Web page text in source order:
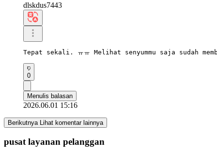
dlskdus7443
Tepat sekali. ㅠㅠ Melihat senyummu saja sudah
0
Menulis balasan
2026.06.01 15:16
Berikutnya Lihat komentar lainnya
pusat layanan pelanggan